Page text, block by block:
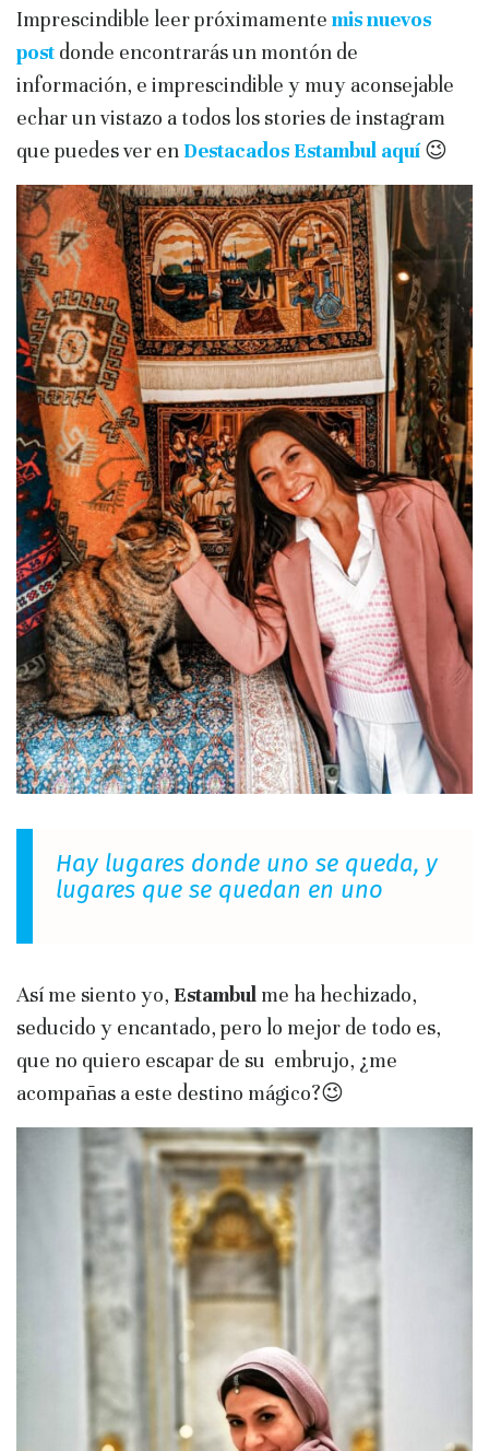
Imprescindible leer próximamente mis nuevos
post donde encontrarás un montón de
información, e imprescindible y muy aconsejable
echar un vistazo a todos los stories de instagram
que puedes ver en Destacados Estambul aquí😉
Hay lugares donde uno se queda, y
lugares que se quedan en uno
Así me siento yo, Estambul me ha hechizado,
seducido y encantado, pero lo mejor de todo es,
que no quiero escapar de su embrujo, ¿me
acompañas a este destino mágico?😉